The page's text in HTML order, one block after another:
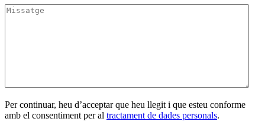
Per continuar, heu d’acceptar que heu llegit i que esteu conforme
amb el consentiment per al tractament de dades personals.